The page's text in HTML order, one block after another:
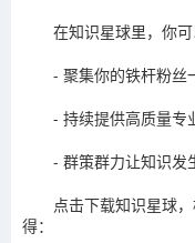
在知识星球里，你可
- 聚集你的铁杆粉丝
- 持续提供高质量专
- 群策群力让知识发
点击下载知识星球
得：